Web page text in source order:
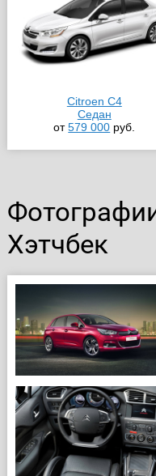
Citroen C4
Седан
от579 000 руб.
Хэтчбек